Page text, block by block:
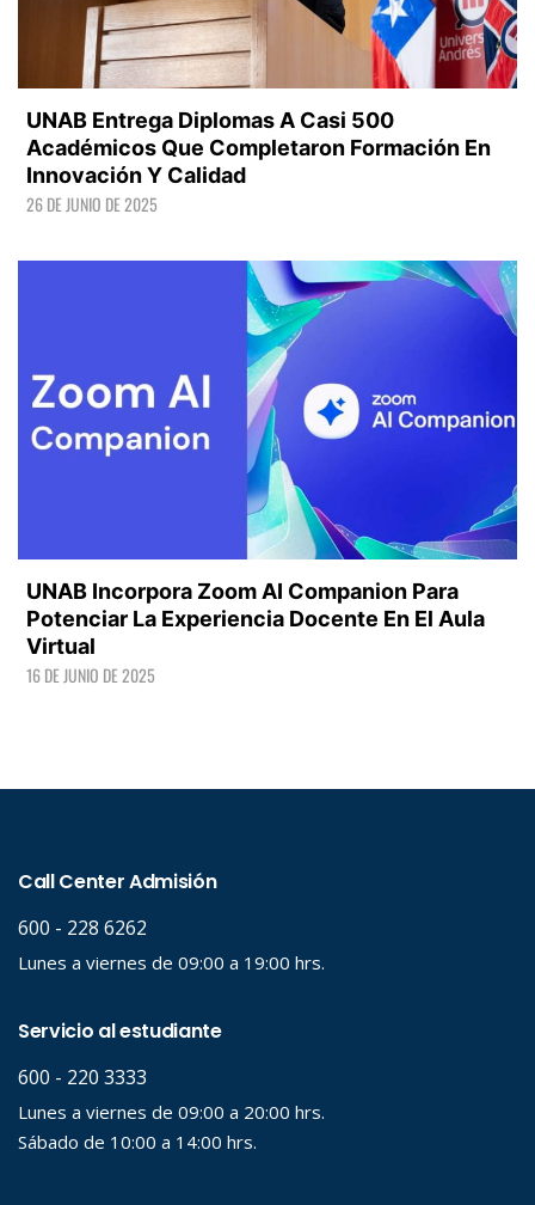
UNAB Entrega Diplomas A Casi 500
Académicos Que Completaron Formación En
Innovación Y Calidad
26 DE JUNIO DE 2025
UNAB Incorpora Zoom AI Companion Para
Potenciar La Experiencia Docente En El Aula
Virtual
16 DE JUNIO DE 2025